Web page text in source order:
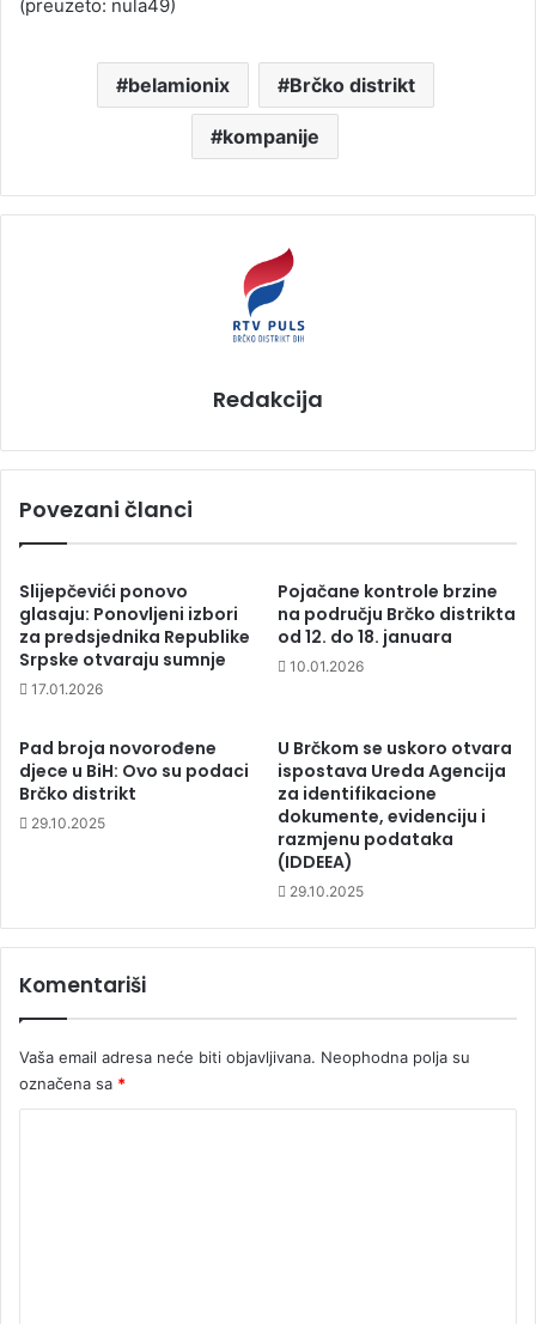
(preuzeto: nula49)
belamionix Brčko distrikt
kompanije
Redakcija
Povezani članci
Slijepčevići ponovo
glasaju: Ponovljeni izbori
za predsjednika Republike
Srpske otvaraju sumnje
17.01.2026
Pojačane kontrole brzine
na području Brčko distrikta
od 12. do 18. januara
10.01.2026
Pad broja novorođene
djece u BiH: Ovo su podaci
Brčko distrikt
29.10.2025
U Brčkom se uskoro otvara
ispostava Ureda Agencija
za identifikacione
dokumente, evidenciju i
razmjenu podataka
(IDDEEA)
29.10.2025
Komentariši
Vaša email adresa neće biti objavljivana. Neophodna polja su
označena sa *